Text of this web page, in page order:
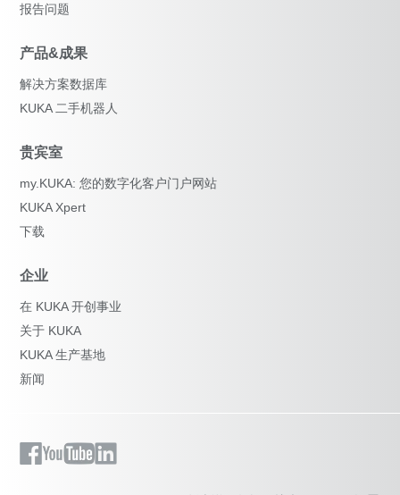
报告问题
产品&成果
解决方案数据库
KUKA 二手机器人
贵宾室
my.KUKA: 您的数字化客户门户网站
KUKA Xpert
下载
企业
在 KUKA 开创事业
关于 KUKA
KUKA 生产基地
新闻